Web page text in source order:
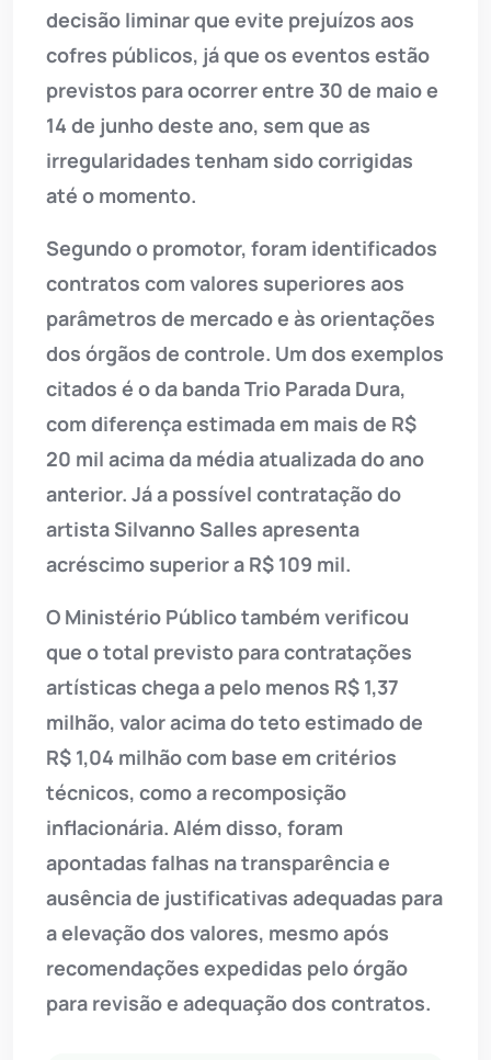
decisão liminar que evite prejuízos aos
cofres públicos, já que os eventos estão
previstos para ocorrer entre 30 de maio e
14 de junho deste ano, sem que as
irregularidades tenham sido corrigidas
até o momento.
Segundo o promotor, foram identificados
contratos com valores superiores aos
parâmetros de mercado e às orientações
dos órgãos de controle. Um dos exemplos
citados é o da banda Trio Parada Dura,
com diferença estimada em mais de R$
20 mil acima da média atualizada do ano
anterior. Já a possível contratação do
artista Silvanno Salles apresenta
acréscimo superior a R$ 109 mil.
O Ministério Público também verificou
que o total previsto para contratações
artísticas chega a pelo menos R$ 1,37
milhão, valor acima do teto estimado de
R$ 1,04 milhão com base em critérios
técnicos, como a recomposição
inflacionária. Além disso, foram
apontadas falhas na transparência e
ausência de justificativas adequadas para
a elevação dos valores, mesmo após
recomendações expedidas pelo órgão
para revisão e adequação dos contratos.